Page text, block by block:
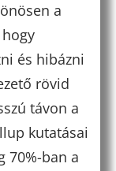
a
és hibázni
rövid
távon a
kutatásai
70%-ban a